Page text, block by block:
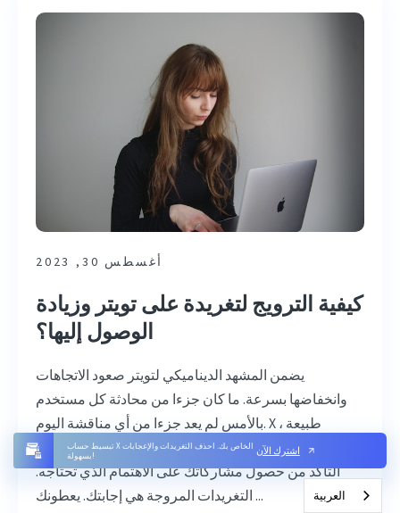
تبسيط حساب X الخاص بك. احذف التغريدات والإعجابات
بسهولة!
اشترك الآن
أغسطس 30, 2023
كيفية الترويج لتغريدة على تويتر وزيادة
الوصول إليها؟
يضمن المشهد الديناميكي لتويتر صعود الاتجاهات
وانخفاضها بسرعة. ما كان جزءا من محادثة كل مستخدم
بالأمس لم يعد جزءا من أي مناقشة اليوم. X ، طبيعة
Twitter المتطورة وسريعة التغير سابقا تعني أنه يجب عليك
التأكد من حصول مشاركاتك على الاهتمام الذي تحتاجه.
التغريدات المروجة هي إجابتك. يعطونك ...
العربية‏